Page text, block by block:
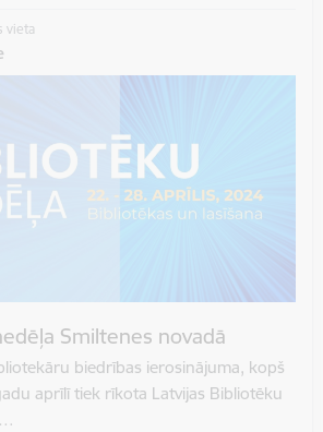
vieta
Smiltenes novadā
biedrības ierosinājuma, kopš
aprīlī tiek rīkota Latvijas Bibliotēku